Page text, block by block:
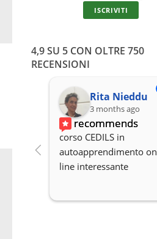
ISCRIVITI
4,9 SU 5 CON OLTRE 750
RECENSIONI
Rita Nieddu
3 months ago
recommends
corso CEDILS in
autoapprendimento on
line interessante